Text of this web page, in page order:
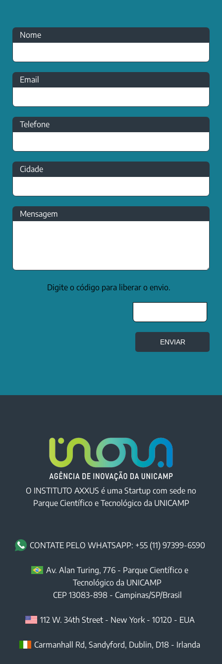
Nome
Email
Telefone
Cidade
Mensagem
Digite o código para liberar o envio.
ENVIAR
O INSTITUTO AXXUS é uma Startup com sede no
Parque Científico e Tecnológico da UNICAMP
CONTATE PELO WHATSAPP: +55 (11) 97399-6590
Av. Alan Turing, 776 - Parque Científico e
Tecnológico da UNICAMP
CEP 13083-898- Campinas/SP/Brasil
112 W. 34th Street- New York- 10120 - EUA
Carmanhall Rd, Sandyford, Dublin, D18 - Irlanda